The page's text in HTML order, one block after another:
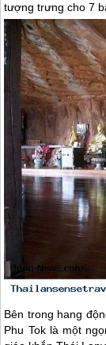
tượng trưng cho 7
Bên trong hang
Phu Tok là một